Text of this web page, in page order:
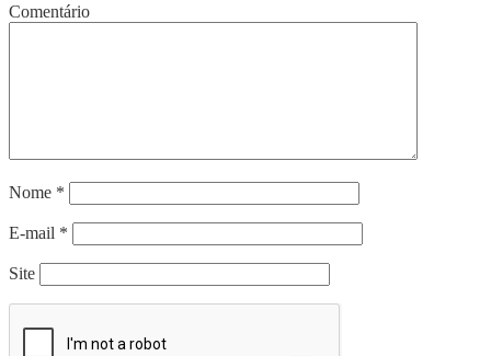
Comentário
Nome *
E-mail *
Site